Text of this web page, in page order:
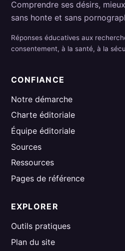
Comprendre ses désirs,
sans honte et sans
Réponses éducatives aux
consentement, à la santé, à la
CONFIANCE
Notre démarche
Charte éditoriale
Équipe éditoriale
Sources
Ressources
Pages de référence
EXPLORER
Outils pratiques
Plan du site